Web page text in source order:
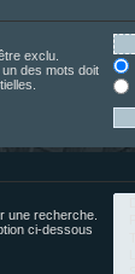
exclu.
des mots doit
une recherche.
ci-dessous